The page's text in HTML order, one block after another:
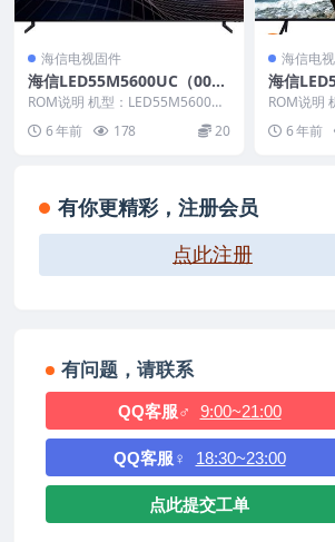
海信电视固件
海信LED55M5600UC（000
0）BOM1_C006_20171031
官方原厂USB刷机电视固件包
ROM说明 机型：LED55M5600UC
固件版本：（0000） BOM：1 ...
6 年前 178 20
海信电
海信
1）
据
机电视固
ROM说明
固件版本
海...6 年前
有你更精彩，注册会员
点此注册
有问题，请联系
QQ客服♂ 9:00~21:00
QQ客服♀ 18:30~23:00
点此提交工单